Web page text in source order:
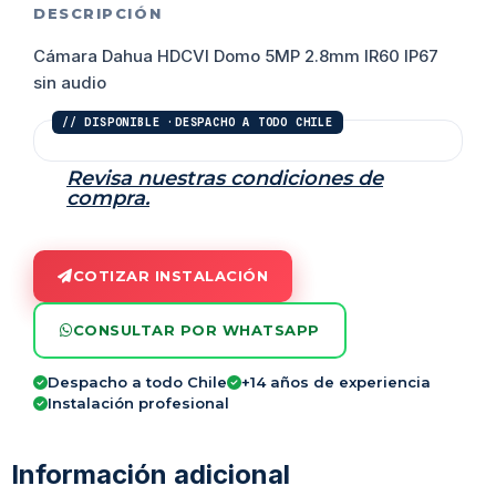
DESCRIPCIÓN
Cámara Dahua HDCVI Domo 5MP 2.8mm IR60 IP67
sin audio
Revisa nuestras condiciones de
compra.
COTIZAR INSTALACIÓN
CONSULTAR POR WHATSAPP
Despacho a todo Chile
+14 años de experiencia
Instalación profesional
Información adicional